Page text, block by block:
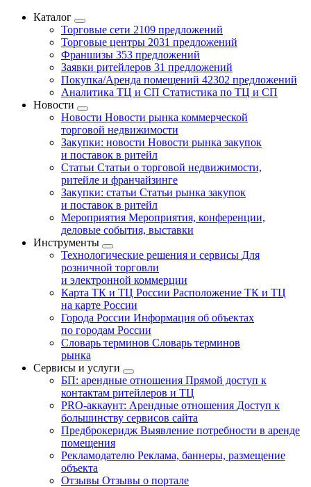
Каталог
Торговые сети 2109 предложений
Торговые центры 2031 предложений
Франшизы 353 предложений
Заявки ритейлеров 31 предложений
Покупка/Аренда помещений 42302 предложений
Аналитика ТЦ и СП Статистика по ТЦ и СП
Новости
Новости Новости рынка коммерческой
торговой недвижимости
Закупки: новости Новости рынка закупок
и поставок в ритейл
Статьи Статьи о торговой недвижимости,
ритейле и франчайзинге
Закупки: статьи Статьи рынка закупок
и поставок в ритейл
Мероприятия Мероприятия, конференции,
деловые события, выставки
Инструменты
Технологические решения и сервисы Для
розничной торговли
и электронной коммерции
Карта ТК и ТЦ России Расположение ТК и ТЦ
на карте России
Города России Информация об объектах
по городам России
Словарь терминов Словарь терминов
рынка
Сервисы и услуги
БП: арендные отношения Прямой доступ к
контактам ритейлеров и ТЦ
PRO-аккаунт: Арендные отношения Доступ к
большинству сервисов сайта
Предброкеридж Выявление потребности в аренде
помещения
Рекламодателю Реклама, баннеры, размещение
объекта
Отзывы Отзывы о портале